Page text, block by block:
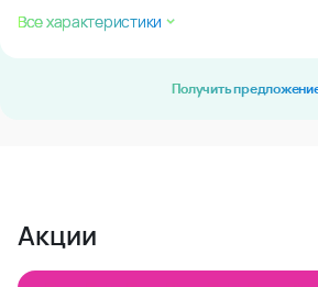
Все характеристики
Получить
Акции